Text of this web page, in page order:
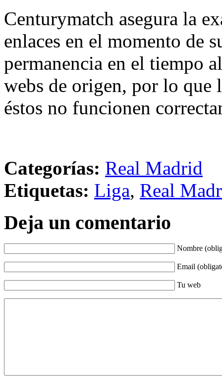
Centurymatch asegura la
enlaces en el momento de
permanencia en el tiempo
webs de origen, por lo que
éstos no funcionen
Categorías: Real Madrid
Etiquetas: Liga, Real
Deja un comentario
Nombre
Email
Tu web